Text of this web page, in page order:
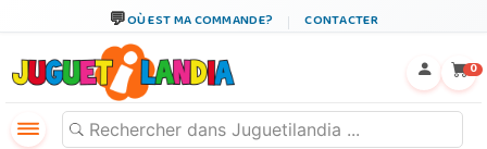
OÙ EST MA COMMANDE? CONTACTER
0